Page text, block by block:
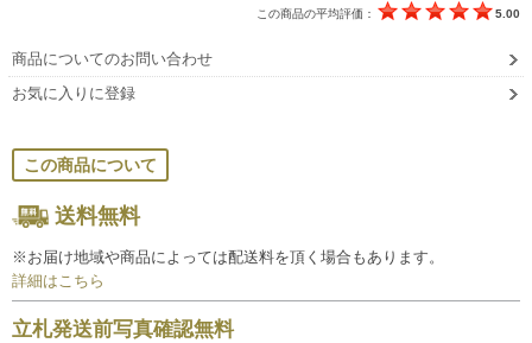
この商品の平均評価： 5.00
商品についてのお問い合わせ
お気に入りに登録
この商品について
送料無料
※お届け地域や商品によっては配送料を頂く場合もあります。
詳細はこちら
立札発送前写真確認無料